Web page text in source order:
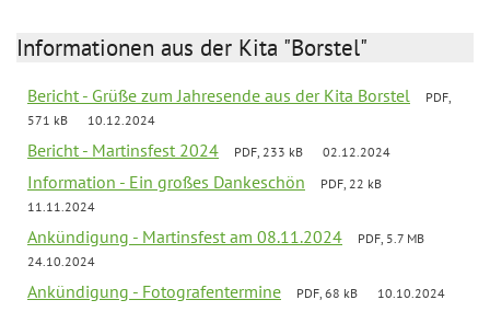
Informationen aus der Kita "Borstel"
Bericht - Grüße zum Jahresende aus der Kita Borstel
PDF,
571 kB
10.12.2024
Bericht - Martinsfest 2024 PDF, 233 kB 02.12.2024
Information - Ein großes Dankeschön
PDF, 22 kB
11.11.2024
Ankündigung - Martinsfest am 08.11.2024
PDF, 5.7 MB
24.10.2024
Ankündigung - Fotografentermine PDF, 68 kB 10.10.2024